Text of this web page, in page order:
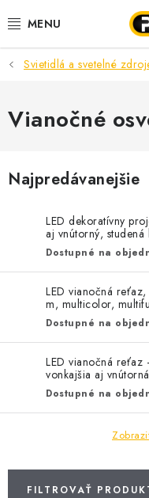
na
AKCIE
LED PÁSY
ROZVÁDZAČE
KÁBLE A VODIČE
SVORKY,
BLESKOZVOD
BATÉRIE A NABÍJAČKY
ELEKTRICKÉ
NÁRADIE A KOTVIACI
Svietidlá a svetelné
Vianočné
Najpredávanejšie
LED dekoratívny
aj vnútorný, studená
Dostupné na
LED vianočná
m, multicolor,
Dostupné na
LED vianočná reťaz
vonkajšia aj
Dostupné na
FILTROVAŤ